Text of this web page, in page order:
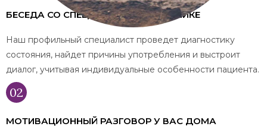
БЕСЕДА СО СПЕЦИАЛИСТОМ В КЛИНИКЕ
Наш профильный специалист проведет диагностику
состояния, найдет причины употребления и выстроит
диалог, учитывая индивидуальные особенности пациента.
МОТИВАЦИОННЫЙ РАЗГОВОР У ВАС ДОМА